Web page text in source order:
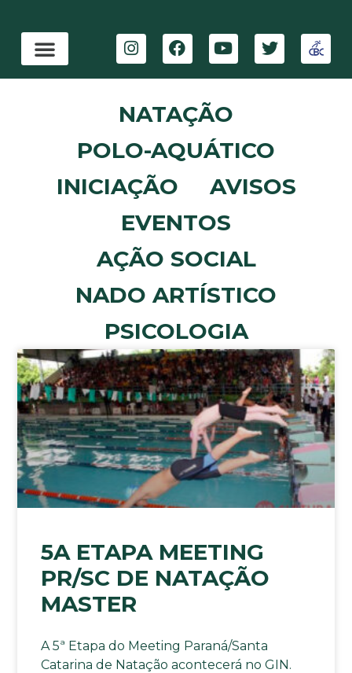
NATAÇÃO
POLO-AQUÁTICO
INICIAÇÃO
AVISOS
EVENTOS
AÇÃO SOCIAL
NADO ARTÍSTICO
PSICOLOGIA
5A ETAPA MEETING
PR/SC DE NATAÇÃO
MASTER
A 5ª Etapa do Meeting Paraná/Santa
Catarina de Natação acontecerá no GIN.